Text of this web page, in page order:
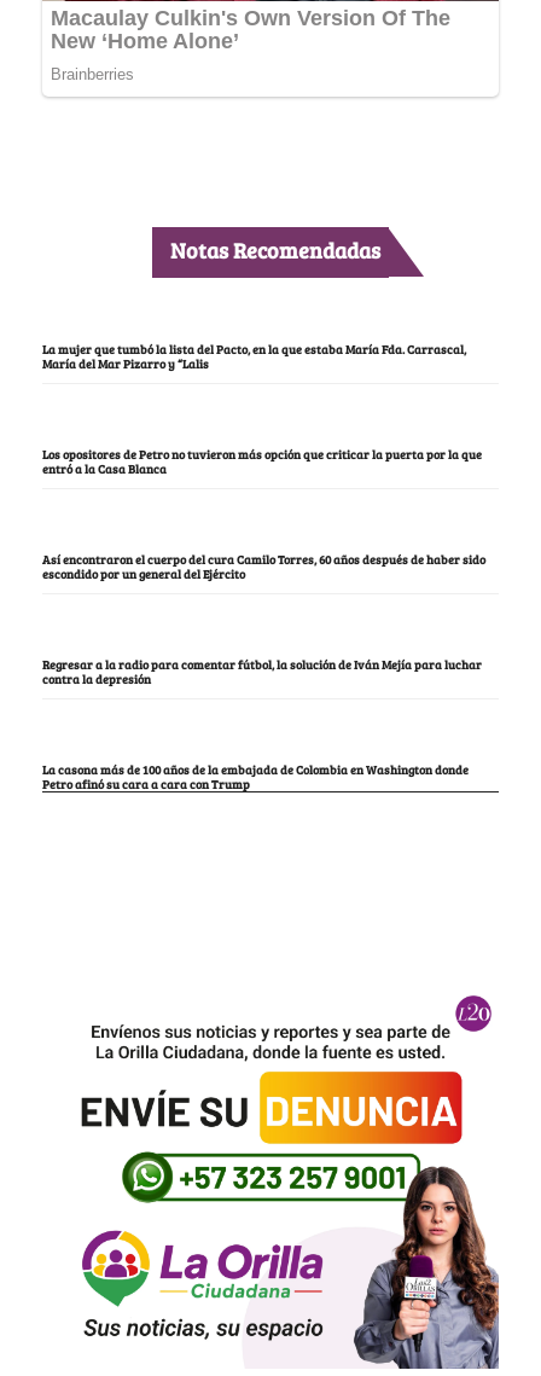
Notas Recomendadas
La mujer que tumbó la lista del Pacto, en la que estaba María Fda. Carrascal,
María del Mar Pizarro y “Lalis
Los opositores de Petro no tuvieron más opción que criticar la puerta por la que
entró a la Casa Blanca
Así encontraron el cuerpo del cura Camilo Torres, 60 años después de haber sido
escondido por un general del Ejército
Regresar a la radio para comentar fútbol, la solución de Iván Mejía para luchar
contra la depresión
La casona más de 100 años de la embajada de Colombia en Washington donde
Petro afinó su cara a cara con Trump